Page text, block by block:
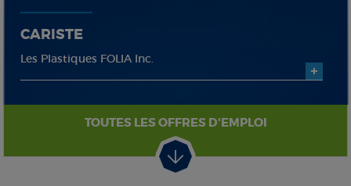
CARISTE
Les Plastiques FOLIA Inc.
TOUTES LES OFFRES D'EMPLOI